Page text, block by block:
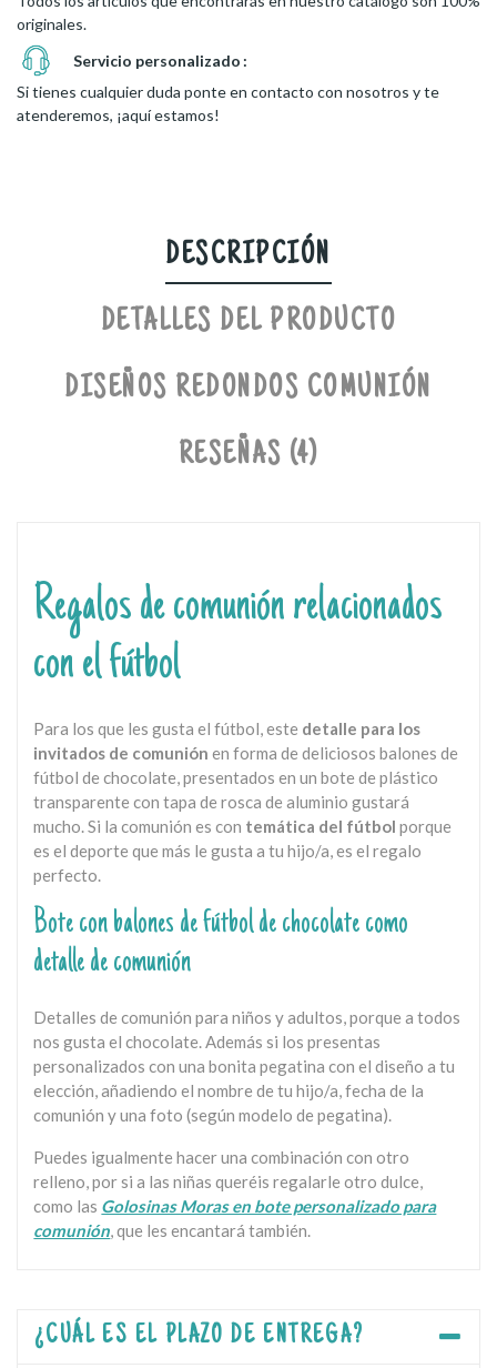
originales.
Servicio personalizado
Si tienes cualquier duda ponte en contacto con nosotros y te
atenderemos, ¡aquí estamos!
DESCRIPCIÓN
DETALLES DEL PRODUCTO
DISEÑOS REDONDOS COMUNIÓN
RESEÑAS (4)
Regalos de comunión relacionados
con el fútbol
Para los que les gusta el fútbol, este detalle para los
invitados de comunión en forma de deliciosos balones de
fútbol de chocolate, presentados en un bote de plástico
transparente con tapa de rosca de aluminio gustará
mucho. Si la comunión es con temática del fútbol porque
es el deporte que más le gusta a tu hijo/a, es el regalo
perfecto.
Bote con balones de fútbol de chocolate como
detalle de comunión
Detalles de comunión para niños y adultos, porque a todos
nos gusta el chocolate. Además si los presentas
personalizados con una bonita pegatina con el diseño a tu
elección, añadiendo el nombre de tu hijo/a, fecha de la
comunión y una foto (según modelo de pegatina).
Puedes igualmente hacer una combinación con otro
relleno, por si a las niñas queréis regalarle otro dulce,
como las Golosinas Moras en bote personalizado para
comunión, que les encantará también.
¿CUÁL ES EL PLAZO DE ENTREGA?